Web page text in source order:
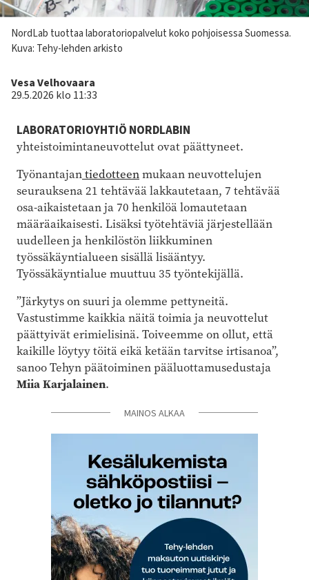
Kuvateksti
NordLab tuottaa laboratoriopalvelut koko pohjoisessa Suomessa.
Kuva: Tehy-lehden arkisto
Kirjoittaja
Vesa Velhovaara
29.5.2026 klo 11:33
LABORATORIOYHTIÖ NORDLABIN
yhteistoimintaneuvottelut ovat päättyneet.
Työnantajantiedotteenmukaan neuvottelujen
seurauksena 21 tehtävää lakkautetaan, 7 tehtävää
osa-aikaistetaan ja 70 henkilöä lomautetaan
määräaikaisesti. Lisäksi työtehtäviä järjestellään
uudelleen ja henkilöstön liikkuminen
työssäkäyntialueen sisällä lisääntyy.
Työssäkäyntialue muuttuu 35 työntekijällä.
”Järkytys on suuri ja olemme pettyneitä.
Vastustimme kaikkia näitä toimia ja neuvottelut
päättyivät erimielisinä. Toiveemme on ollut, että
kaikille löytyy töitä eikä ketään tarvitse irtisanoa”,
sanoo Tehyn päätoiminen pääluottamusedustaja
Miia Karjalainen.
MAINOS ALKAA